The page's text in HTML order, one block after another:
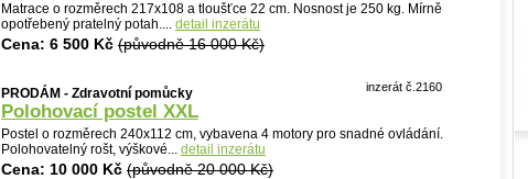
Matrace o rozměrech 217x108 a tloušťce 22 cm. Nosnost je 250 kg. Mírně
opotřebený pratelný potah.... detail inzerátu
Cena: 6 500 Kč (původně 16 000 Kč)
inzerát č.2160
PRODÁM - Zdravotní pomůcky
Polohovací postel XXL
Postel o rozměrech 240x112 cm, vybavena 4 motory pro snadné ovládání.
Polohovatelný rošt, výškové... detail inzerátu
Cena: 10 000 Kč (původně 20 000 Kč)